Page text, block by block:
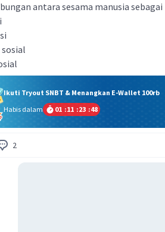
antara sesama manusia
Ikuti Tryout SNBT & Menangkan E-Wallet 100rb
Habis dalam
01 :11 :23 :47
2